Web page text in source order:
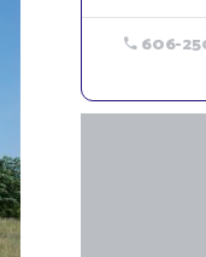
606-